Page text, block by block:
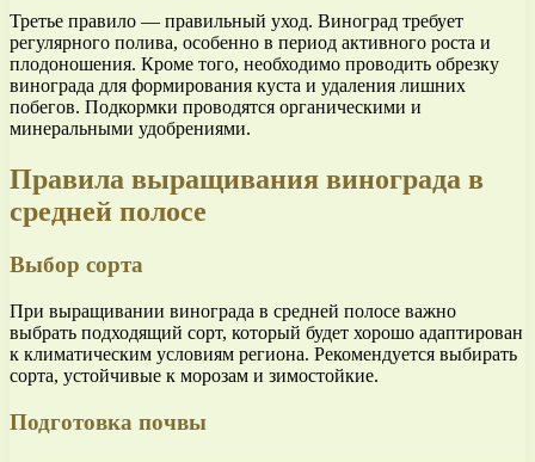
Третье правило — правильный уход. Виноград требует
регулярного полива, особенно в период активного роста и
плодоношения. Кроме того, необходимо проводить обрезку
винограда для формирования куста и удаления лишних
побегов. Подкормки проводятся органическими и
минеральными удобрениями.
Правила выращивания винограда в
средней полосе
Выбор сорта
При выращивании винограда в средней полосе важно
выбрать подходящий сорт, который будет хорошо адаптирован
к климатическим условиям региона. Рекомендуется выбирать
сорта, устойчивые к морозам и зимостойкие.
Подготовка почвы